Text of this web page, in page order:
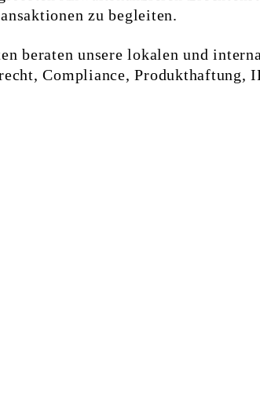
zu begleiten.
beraten unsere lokalen und
Compliance, Produkthaftung,